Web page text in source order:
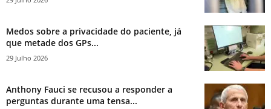
Medos sobre a privacidade do paciente, já
que metade dos GPs...
29 Julho 2026
Anthony Fauci se recusou a responder a
perguntas durante uma tensa...